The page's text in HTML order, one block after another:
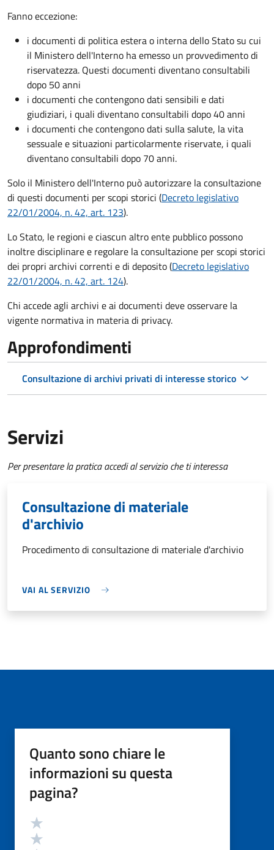
Fanno eccezione:
i documenti di politica estera o interna dello Stato su cui
il Ministero dell'Interno ha emesso un provvedimento di
riservatezza. Questi documenti diventano consultabili
dopo 50 anni
i documenti che contengono dati sensibili e dati
giudiziari, i quali diventano consultabili dopo 40 anni
i documenti che contengono dati sulla salute, la vita
sessuale e situazioni particolarmente riservate, i quali
diventano consultabili dopo 70 anni.
Solo il Ministero dell'Interno può autorizzare la consultazione
di questi documenti per scopi storici (Decreto legislativo
22/01/2004, n. 42, art. 123).
Lo Stato, le regioni e ciascun altro ente pubblico possono
inoltre disciplinare e regolare la consultazione per scopi storici
dei propri archivi correnti e di deposito (Decreto legislativo
22/01/2004, n. 42, art. 124).
Chi accede agli archivi e ai documenti deve osservare la
vigente normativa in materia di privacy.
Approfondimenti
Consultazione di archivi privati di interesse storico
Servizi
Per presentare la pratica accedi al servizio che ti interessa
Consultazione di materiale
d'archivio
Procedimento di consultazione di materiale d'archivio
VAI AL SERVIZIO
Quanto sono chiare le
informazioni su questa
pagina?
Valutazione